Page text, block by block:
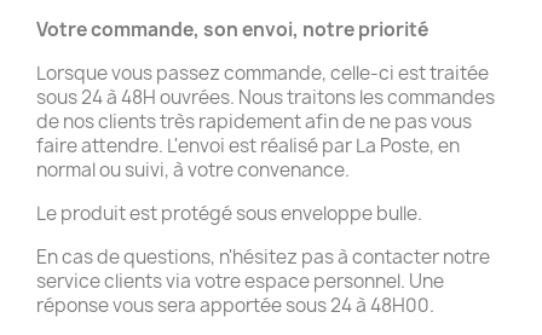
Votre commande, son envoi, notre priorité
Lorsque vous passez commande, celle-ci est traitée
sous 24 à 48H ouvrées. Nous traitons les commandes
de nos clients très rapidement afin de ne pas vous
faire attendre. L'envoi est réalisé par La Poste, en
normal ou suivi, à votre convenance.
Le produit est protégé sous enveloppe bulle.
En cas de questions, n'hésitez pas à contacter notre
service clients via votre espace personnel. Une
réponse vous sera apportée sous 24 à 48H00.